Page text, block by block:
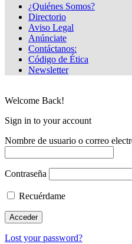
¿Quiénes Somos?
Directorio
Aviso Legal
Anúnciate
Contáctanos:
Código de Ética
Newsletter
Welcome Back!
Sign in to your account
Nombre de usuario o correo
Contraseña
Recuérdame
Lost your password?